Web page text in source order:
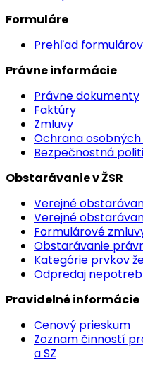
Formuláre
Prehľad formulárov
Právne informácie
Právne dokumenty
Faktúry
Zmluvy
Ochrana osobných
Bezpečnostná
Obstarávanie v ŽSR
Verejné
Verejné
Formulárové
Obstarávanie
Kategórie prvkov
Odpredaj
Pravidelné informácie
Cenový prieskum
Zoznam činností
a SZ